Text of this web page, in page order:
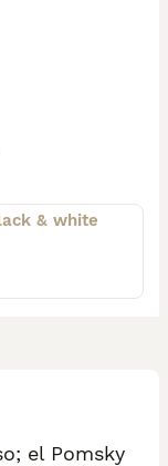
& white
el Pomsky